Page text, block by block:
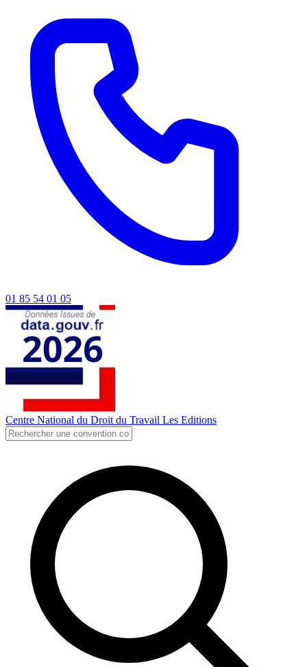
01 85 54 01 05
Centre National du Droit du Travail Les Editions